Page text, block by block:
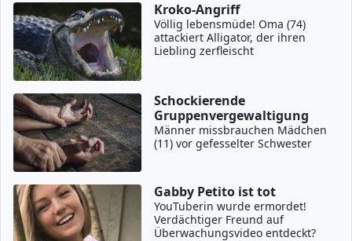
Kroko-Angriff
Völlig lebensmüde! Oma (74)
attackiert Alligator, der ihren
Liebling zerfleischt
Schockierende
Gruppenvergewaltigung
Männer missbrauchen Mädchen
(11) vor gefesselter Schwester
Gabby Petito ist tot
YouTuberin wurde ermordet!
Verdächtiger Freund auf
Überwachungsvideo entdeckt?